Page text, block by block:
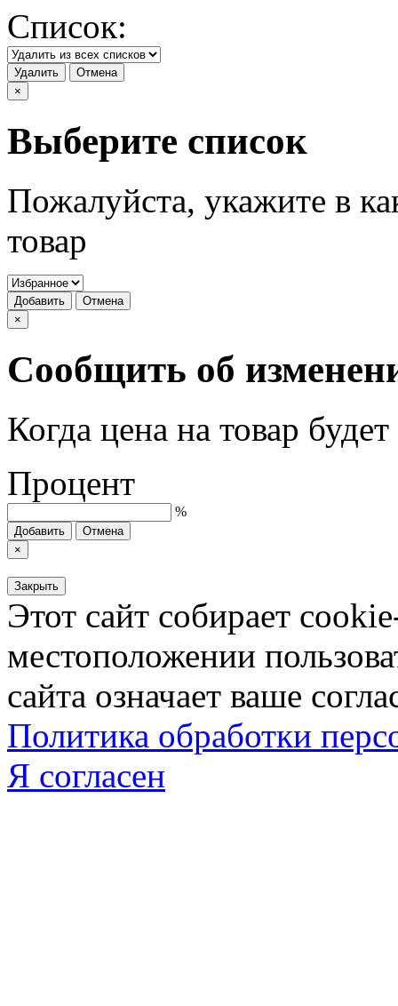
Список:
Удалить
Отмена
×
Выберите список
Пожалуйста, укажите в
товар
Добавить
Отмена
×
Сообщить об
Когда цена на товар
Процент
%
Добавить
Отмена
×
Закрыть
Этот сайт собирает
местоположении
сайта означает ваше
Политика обработки
Я согласен